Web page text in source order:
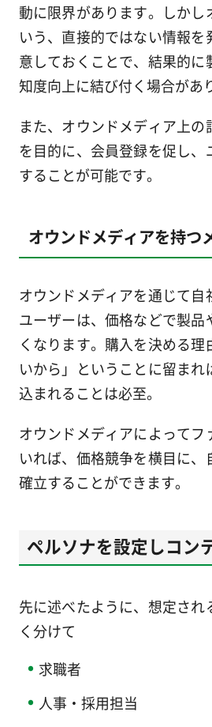
動に限界があります。しかし
いう、直接的ではない情報を
意しておくことで、結果的に
知度向上に結び付く場合があ
また、オウンドメディア上の
を目的に、会員登録を促し、
することが可能です。
オウンドメディアを持つ
オウンドメディアを通じて自
ユーザーは、価格などで製品
くなります。購入を決める
いから」ということに留まれ
込まれることは必至。
オウンドメディアによってフ
いれば、価格競争を横目に、
確立することができます。
ペルソナを設定しコン
先に述べたように、想定され
く分けて
求職者
人事・採用担当